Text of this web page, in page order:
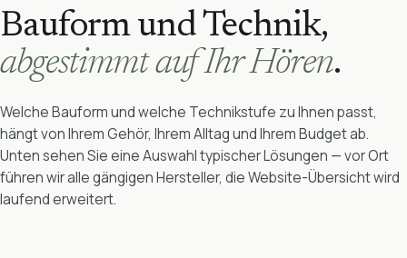
Bauform und Technik,
abgestimmt auf Ihr Hören.
Welche Bauform und welche Technikstufe zu Ihnen passt,
hängt von Ihrem Gehör, Ihrem Alltag und Ihrem Budget ab.
Unten sehen Sie eine Auswahl typischer Lösungen — vor Ort
führen wir alle gängigen Hersteller, die Website-Übersicht wird
laufend erweitert.